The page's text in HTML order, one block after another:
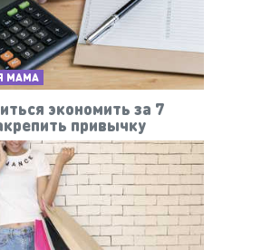
МАМА
экономить за 7
привычку